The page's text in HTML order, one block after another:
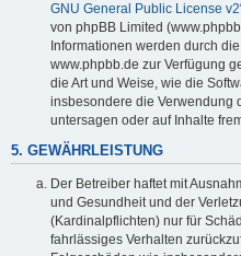
GNU General Public License v2
von phpBB Limited
Informationen werden durch
www.phpbb.de zur Verfügung
die Art und Weise, wie die
insbesondere die Verwendung
untersagen oder auf Inhalte
5. GEWÄHRLEISTUNG
Der Betreiber haftet mit
und Gesundheit und der
(Kardinalpflichten) nur für
fahrlässiges Verhalten